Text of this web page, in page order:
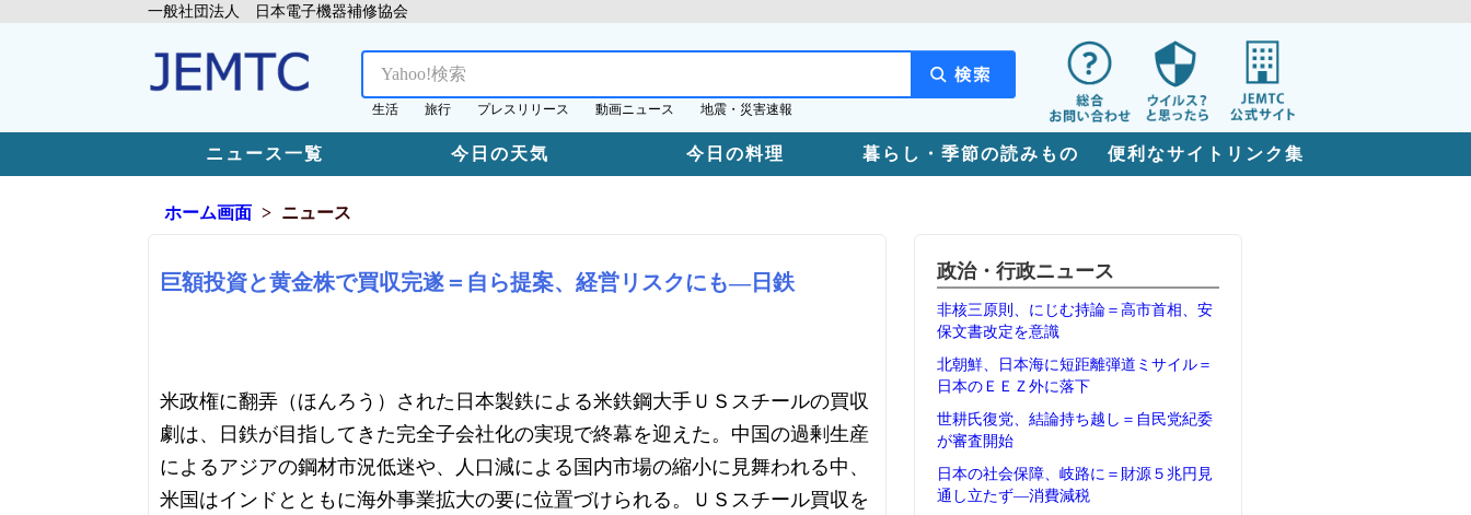
一般社団法人 日本電子機器補修協会
生活 旅行 プレスリリース 動画ニュース 地震・災害速報
ニュース一覧 今日の天気 今日の料理 暮らし・季節の読みもの 便利なサイトリンク集
ホーム画面 ニュース
巨額投資と黄金株で買収完遂＝自ら提案、経営リスクにも―日鉄
米政権に翻弄（ほんろう）された日本製鉄による米鉄鋼大手ＵＳスチールの買収
劇は、日鉄が目指してきた完全子会社化の実現で終幕を迎えた。中国の過剰生産
によるアジアの鋼材市況低迷や、人口減による国内市場の縮小に見舞われる中、
米国はインドとともに海外事業拡大の要に位置づけられる。ＵＳスチール買収を
政治・行政ニュース
非核三原則、にじむ持論＝高市首相、安
保文書改定を意識
北朝鮮、日本海に短距離弾道ミサイル＝
日本のＥＥＺ外に落下
世耕氏復党、結論持ち越し＝自民党紀委
が審査開始
日本の社会保障、岐路に＝財源５兆円見
通し立たず―消費減税